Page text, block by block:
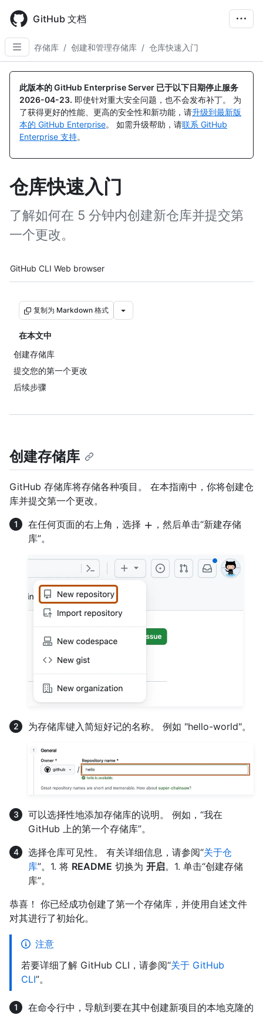
main
content
GitHub 文档
存储库 / 创建和管理存储库 / 仓库快速入门
此版本的 GitHub Enterprise Server 已于以下日期停止服务
2026-04-23. 即使针对重大安全问题，也不会发布补丁。 为
了获得更好的性能、更高的安全性和新功能，请升级到最新版
本的 GitHub Enterprise。 如需升级帮助，请联系 GitHub
Enterprise 支持。
仓库快速入门
了解如何在 5 分钟内创建新仓库并提交第
一个更改。
Tool navigation
GitHub CLI Web browser
复制为 Markdown 格式
在本文中
创建存储库
提交您的第一个更改
后续步骤
创建存储库
GitHub 存储库将存储各种项目。 在本指南中，你将创建仓
库并提交第一个更改。
在任何页面的右上角，选择
，然后单击“新建存储
库”。
为存储库键入简短好记的名称。 例如 "hello-world"。
可以选择性地添加存储库的说明。 例如，“我在
GitHub 上的第一个存储库”。
选择仓库可见性。 有关详细信息，请参阅“关于仓
库”。1. 将 README 切换为 开启。1. 单击“创建存储
库”。
恭喜！ 你已经成功创建了第一个存储库，并使用自述文件
对其进行了初始化。
注意
若要详细了解 GitHub CLI，请参阅“关于 GitHub
CLI”。
在命令行中，导航到要在其中创建新项目的本地克隆的